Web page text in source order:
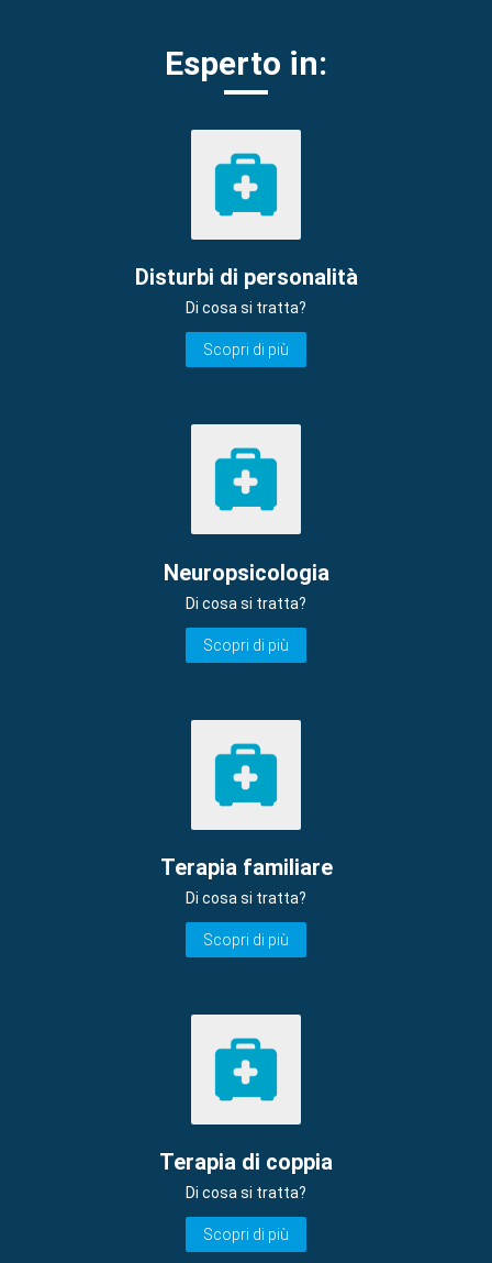
Esperto in:
Disturbi di personalità
Di cosa si tratta?
Scopri di più
Neuropsicologia
Di cosa si tratta?
Scopri di più
Terapia familiare
Di cosa si tratta?
Scopri di più
Terapia di coppia
Di cosa si tratta?
Scopri di più